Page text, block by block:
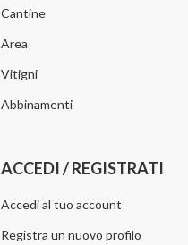
Cantine
Area
Vitigni
Abbinamenti
ACCEDI / REGISTRATI
Accedi al tuo account
Registra un nuovo profilo